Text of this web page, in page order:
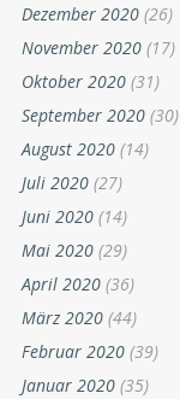
Dezember 2020 (26)
November 2020 (17)
Oktober 2020 (31)
September 2020 (30)
August 2020 (14)
Juli 2020 (27)
Juni 2020 (14)
Mai 2020 (29)
April 2020 (36)
März 2020 (44)
Februar 2020 (39)
Januar 2020 (35)